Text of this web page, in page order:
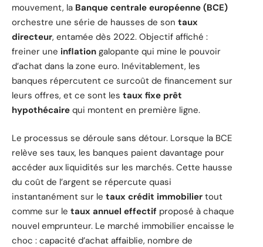
mouvement, la Banque centrale européenne (BCE)
orchestre une série de hausses de son taux
directeur, entamée dès 2022. Objectif affiché :
freiner une inflation galopante qui mine le pouvoir
d’achat dans la zone euro. Inévitablement, les
banques répercutent ce surcoût de financement sur
leurs offres, et ce sont les taux fixe prêt
hypothécaire qui montent en première ligne.
Le processus se déroule sans détour. Lorsque la BCE
relève ses taux, les banques paient davantage pour
accéder aux liquidités sur les marchés. Cette hausse
du coût de l’argent se répercute quasi
instantanément sur le taux crédit immobilier tout
comme sur le taux annuel effectif proposé à chaque
nouvel emprunteur. Le marché immobilier encaisse le
choc : capacité d’achat affaiblie, nombre de